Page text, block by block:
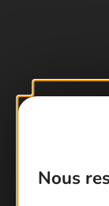
Nous